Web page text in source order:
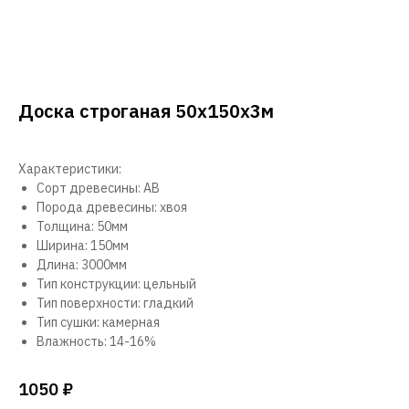
Доска строганая 50х150х3м
Характеристики:
Сорт древесины: АВ
Порода древесины: хвоя
Толщина: 50мм
Ширина: 150мм
Длина: 3000мм
Тип конструкции: цельный
Тип поверхности: гладкий
Тип сушки: камерная
Влажность: 14-16%
1050 ₽